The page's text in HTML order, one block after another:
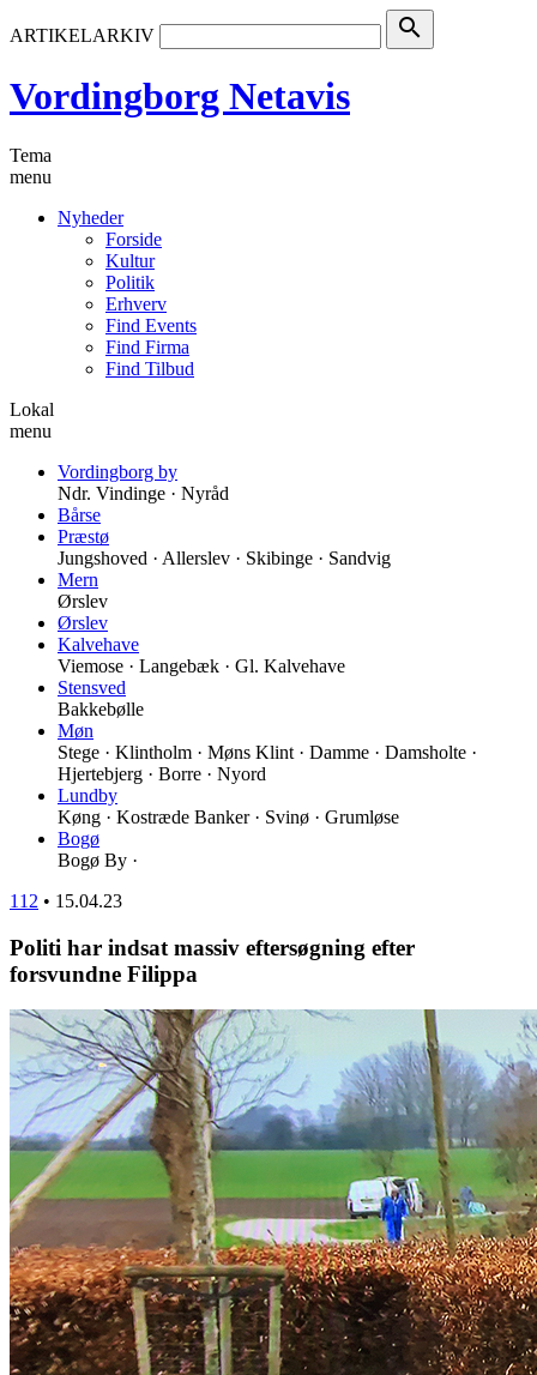
ARTIKELARKIV search
Vordingborg Netavis
Tema
menu
Nyheder
Forside
Kultur
Politik
Erhverv
Find Events
Find Firma
Find Tilbud
Lokal
menu
Vordingborg by
Ndr. Vindinge · Nyråd
Bårse
Præstø
Jungshoved · Allerslev · Skibinge · Sandvig
Mern
Ørslev
Ørslev
Kalvehave
Viemose · Langebæk · Gl. Kalvehave
Stensved
Bakkebølle
Møn
Stege · Klintholm · Møns Klint · Damme · Damsholte ·
Hjertebjerg · Borre · Nyord
Lundby
Køng · Kostræde Banker · Svinø · Grumløse
Bogø
Bogø By ·
112 • 15.04.23
Politi har indsat massiv eftersøgning efter
forsvundne Filippa